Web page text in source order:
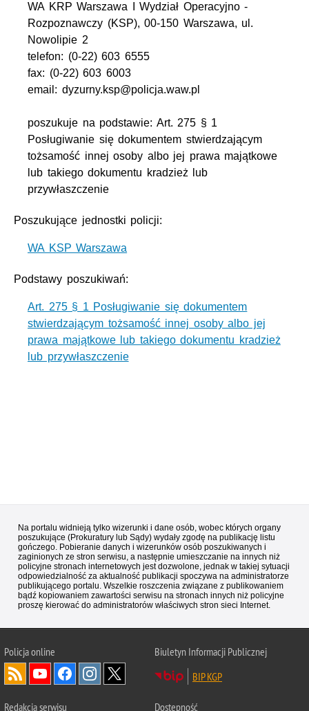
WA KRP Warszawa I Wydział Operacyjno -
Rozpoznawczy (KSP), 00-150 Warszawa, ul.
Nowolipie 2
telefon: (0-22) 603 6555
fax: (0-22) 603 6003
email: dyzurny.ksp@policja.waw.pl
poszukuje na podstawie: Art. 275 § 1
Posługiwanie się dokumentem stwierdzającym
tożsamość innej osoby albo jej prawa majątkowe
lub takiego dokumentu kradzież lub
przywłaszczenie
Poszukujące jednostki policji:
WA KSP Warszawa
Podstawy poszukiwań:
Art. 275 § 1 Posługiwanie się dokumentem
stwierdzającym tożsamość innej osoby albo jej
prawa majątkowe lub takiego dokumentu kradzież
lub przywłaszczenie
Na portalu widnieją tylko wizerunki i dane osób, wobec których organy
poszukujące (Prokuratury lub Sądy) wydały zgodę na publikację listu
gończego. Pobieranie danych i wizerunków osób poszukiwanych i
zaginionych ze stron serwisu, a następnie umieszczanie na innych niż
policyjne stronach internetowych jest dozwolone, jednak w takiej sytuacji
odpowiedzialność za aktualność publikacji spoczywa na administratorze
publikującego portalu. Wszelkie roszczenia związane z publikowaniem
bądź kopiowaniem zawartości serwisu na stronach innych niż policyjne
proszę kierować do administratorów właściwych stron sieci Internet.
Policjaonline
Biuletyn Informacji Publicznej
BIP KGP
Redakcja serwisu Dostępność